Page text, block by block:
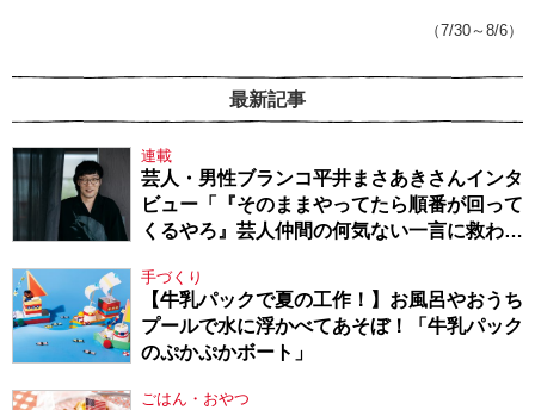
（7/30～8/6）
最新記事
連載
芸人・男性ブランコ平井まさあきさんインタ
ビュー「『そのままやってたら順番が回って
くるやろ』芸人仲間の何気ない一言に救われ
手づくり
【牛乳パックで夏の工作！】お風呂やおうち
プールで水に浮かべてあそぼ！「牛乳パック
のぷかぷかボート」
ごはん・おやつ